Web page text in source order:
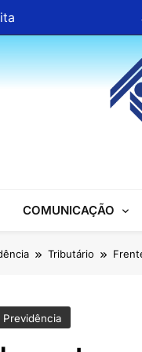
COMUNICAÇÃO
Tributário
Previdência